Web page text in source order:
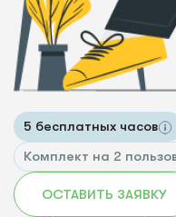
5 бесплатных часов
Комплект на 2
ОСТАВИТЬ ЗАЯВКУ